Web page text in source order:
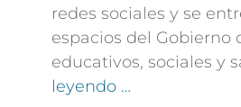
redes sociales y se
espacios del Gobierno
educativos, sociales y
leyendo …